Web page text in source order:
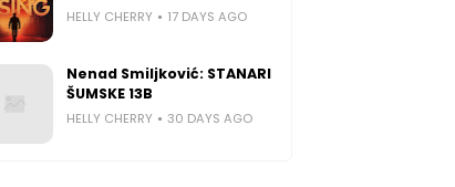
HELLY CHERRY 17 DAYS AGO
Nenad Smiljković: STANARI
ŠUMSKE 13B
HELLY CHERRY 30 DAYS AGO